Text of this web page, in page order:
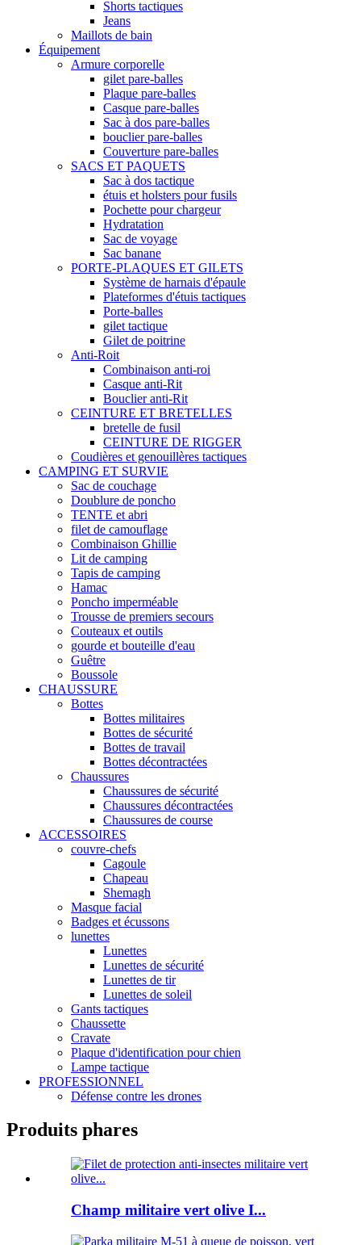
Shorts tactiques
Jeans
Maillots de bain
Équipement
Armure corporelle
gilet pare-balles
Plaque pare-balles
Casque pare-balles
Sac à dos pare-balles
bouclier pare-balles
Couverture pare-balles
SACS ET PAQUETS
Sac à dos tactique
étuis et holsters pour fusils
Pochette pour chargeur
Hydratation
Sac de voyage
Sac banane
PORTE-PLAQUES ET GILETS
Système de harnais d'épaule
Plateformes d'étuis tactiques
Porte-balles
gilet tactique
Gilet de poitrine
Anti-Roit
Combinaison anti-roi
Casque anti-Rit
Bouclier anti-Rit
CEINTURE ET BRETELLES
bretelle de fusil
CEINTURE DE RIGGER
Coudières et genouillères tactiques
CAMPING ET SURVIE
Sac de couchage
Doublure de poncho
TENTE et abri
filet de camouflage
Combinaison Ghillie
Lit de camping
Tapis de camping
Hamac
Poncho imperméable
Trousse de premiers secours
Couteaux et outils
gourde et bouteille d'eau
Guêtre
Boussole
CHAUSSURE
Bottes
Bottes militaires
Bottes de sécurité
Bottes de travail
Bottes décontractées
Chaussures
Chaussures de sécurité
Chaussures décontractées
Chaussures de course
ACCESSOIRES
couvre-chefs
Cagoule
Chapeau
Shemagh
Masque facial
Badges et écussons
lunettes
Lunettes
Lunettes de sécurité
Lunettes de tir
Lunettes de soleil
Gants tactiques
Chaussette
Cravate
Plaque d'identification pour chien
Lampe tactique
PROFESSIONNEL
Défense contre les drones
Produits phares
Champ militaire vert olive I...